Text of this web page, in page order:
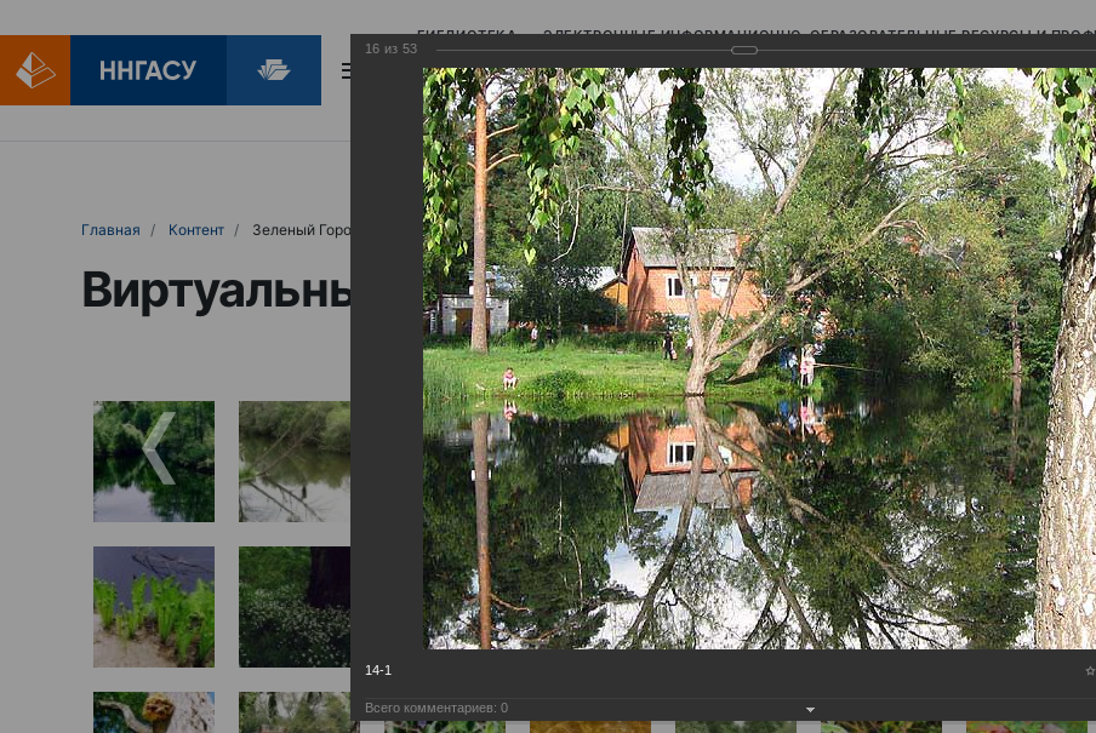
БИБЛИОТЕКА ЭЛЕКТРОННЫЕ ИНФОРМАЦИОННО-ОБРАЗОВАТЕЛЬНЫЕ РЕСУРСЫ И
БИБЛИОПОМОЩЬ
Главная Контент Зеленый Город
Виртуальные выставки (фотоальбомы)
16 из 53
14-1
Всего комментариев: 0